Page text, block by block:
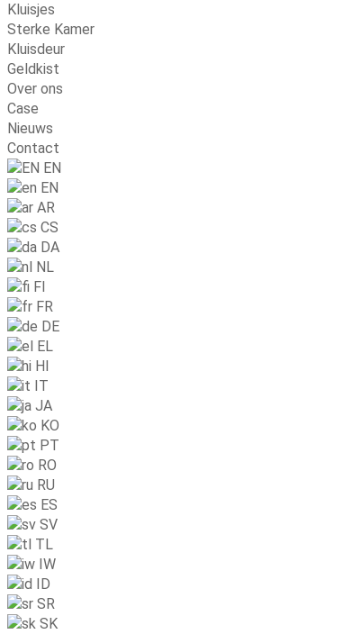
Kluisjes
Sterke Kamer
Kluisdeur
Geldkist
Over ons
Case
Nieuws
Contact
EN
EN
AR
CS
DA
NL
FI
FR
DE
EL
HI
IT
JA
KO
PT
RO
RU
ES
SV
TL
IW
ID
SR
SK